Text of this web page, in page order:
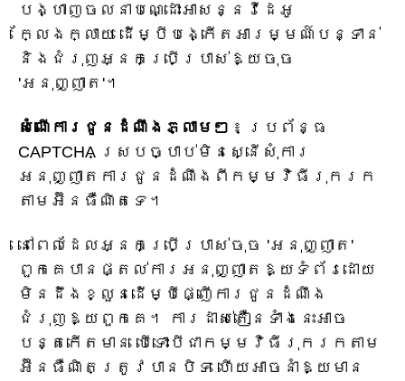
បង្ហាញចលនាបណ្ដោះអាសន្នវីដេអូ
ក្លែងក្លាយ ដើម្បីបង្កើតអារម្មណ៍បន្ទាន់
និងជំរុញអ្នកប្រើប្រាស់ឱ្យចុច
'អនុញ្ញាត'។
សំណើការជូនដំណឹងភ្លាមៗ ៖ ប្រព័ន្ធ
CAPTCHA ស្របច្បាប់មិនស្នើសុំការ
អនុញ្ញាតការជូនដំណឹងពីកម្មវិធីរុករក
តាមអ៊ីនធឺណិតទេ។
នៅពេលដែលអ្នកប្រើប្រាស់ចុច 'អនុញ្ញាត'
ពួកគេបានផ្តល់ការអនុញ្ញាតឱ្យទំព័រដោយ
មិនដឹងខ្លួនដើម្បីផ្ញើការជូនដំណឹង
ជំរុញឱ្យពួកគេ។ ការដាស់តឿនទាំងនេះអាច
បន្តកើតមាន បើទោះបីជាកម្មវិធីរុករកតាម
អ៊ីនធឺណិតត្រូវបានបិទ ហើយអាចនាំឱ្យមាន